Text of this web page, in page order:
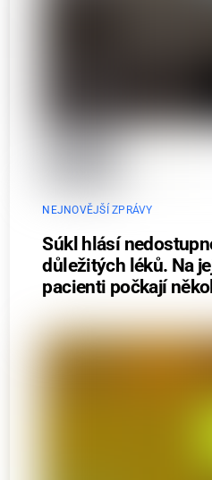
NEJNOVĚJŠÍ ZPRÁVY
Súkl hlásí
důležitých léků. Na
pacienti počkají